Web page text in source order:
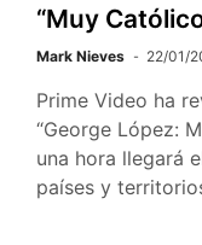
“Muy
Mark Nieves 22/01/
Prime Video ha
“George López:
una hora llegará
países y